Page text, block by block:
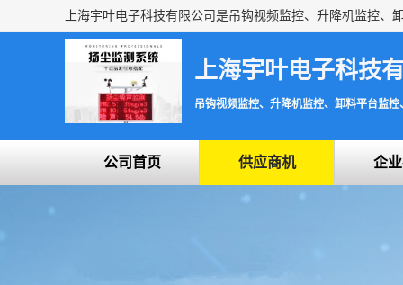
上海宇叶电子科技
吊钩视频监控、升降机监控、卸料平台监
公司首页 供应商机 企